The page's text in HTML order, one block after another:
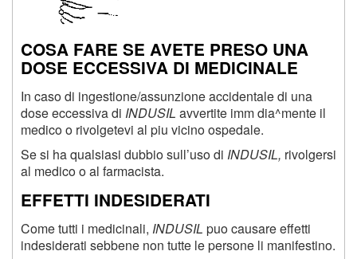
COSA FARE SE AVETE PRESO UNA
DOSE ECCESSIVA DI MEDICINALE
In caso di ingestione/assunzione accidentale di una
dose eccessiva di INDUSIL avvertite imm dia^mente il
medico o rivolgetevi al piu vicino ospedale.
Se si ha qualsiasi dubbio sull’uso di INDUSIL, rivolgersi
al medico o al farmacista.
EFFETTI INDESIDERATI
Come tutti i medicinali, INDUSIL puo causare effetti
indesiderati sebbene non tutte le persone li manifestino.